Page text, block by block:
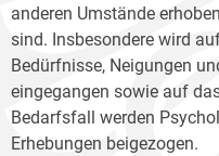
anderen Umstände
sind. Insbesondere wird
Bedürfnisse, Neigungen
eingegangen sowie auf
Bedarfsfall werden
Erhebungen beigezogen.